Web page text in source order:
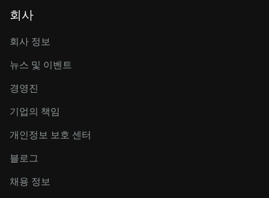
회사
회사 정보
뉴스 및 이벤트
경영진
기업의 책임
개인정보 보호 센터
블로그
채용 정보